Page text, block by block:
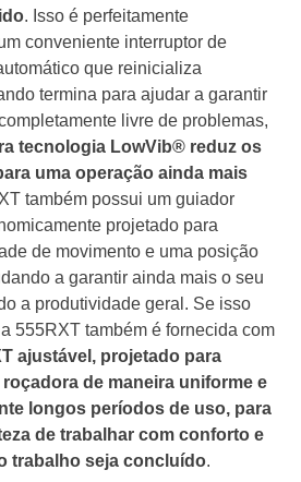
. Isso é perfeitamente
conveniente interruptor de
que reinicializa
termina para ajudar a garantir
livre de problemas,
tecnologia LowVib® reduz os
uma operação ainda mais
também possui um guiador
projetado para
de movimento e uma posição
a garantir ainda mais o seu
a produtividade geral. Se isso
555RXT também é fornecida com
ajustável, projetado para
de maneira uniforme e
longos períodos de uso, para
de trabalhar com conforto e
trabalho seja concluído.